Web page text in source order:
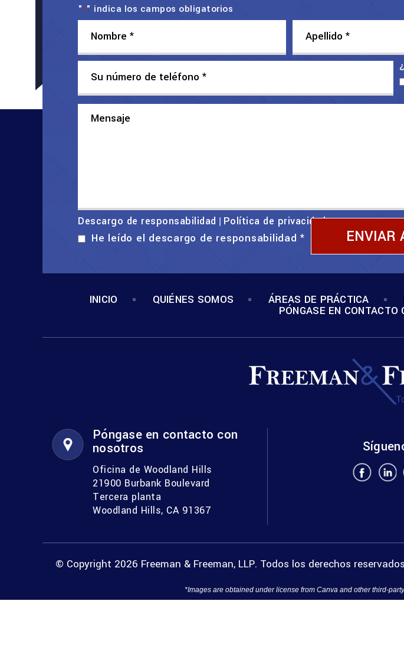
"*" indica los campos obligatorios
Descargo de responsabilidad Política de privacidad
He leído el descargo de responsabilidad*
INICIO QUIÉNES SOMOS ÁREAS DE PRÁCTICA
PÓNGASE EN CONTACTO
Póngase en contacto con
nosotros
Oficina de Woodland Hills
21900 Burbank Boulevard
Tercera planta
Woodland Hills, CA 91367
© Copyright 2026 Freeman & Freeman, LLP. Todos los derechos
*Images are obtained under license from Canva and other third-